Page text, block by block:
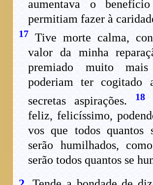
aumentava o
permitiam fazer à
17 Tive morte calma,
valor da minha
premiado muito
poderiam ter cogitado
secretas aspirações.
18
feliz, felicíssimo,
vos que todos quantos
serão humilhados,
serão todos quantos se